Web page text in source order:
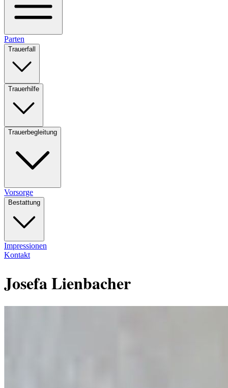
Parten
Trauerfall
Trauerhilfe
Trauerbegleitung
Vorsorge
Bestattung
Impressionen
Kontakt
Josefa Lienbacher